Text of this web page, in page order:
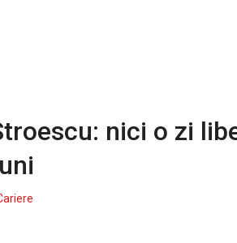
nici o zi